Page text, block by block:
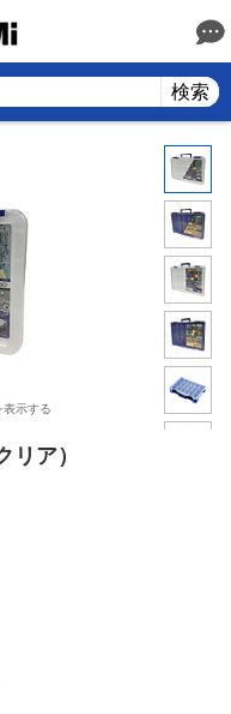
検索
示する
ア）